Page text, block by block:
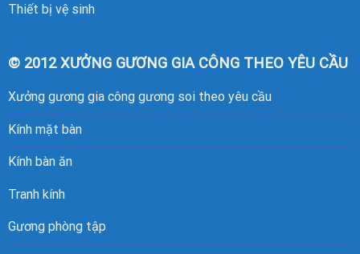
Thiết bị vệ sinh
© 2012 XƯỞNG GƯƠNG GIA CÔNG THEO YÊU CẦU
Xưởng gương gia công gương soi theo yêu cầu
Kính mặt bàn
Kính bàn ăn
Tranh kính
Gương phòng tập